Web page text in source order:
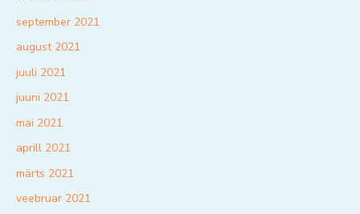
september 2021
august 2021
juuli 2021
juuni 2021
mai 2021
aprill 2021
märts 2021
veebruar 2021